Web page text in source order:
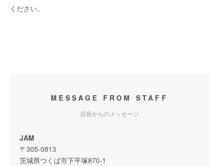
ください。
MESSAGE FROM STAFF
店長からのメッセージ
JAM
〒305-0813
茨城県つくば市下平塚870-1